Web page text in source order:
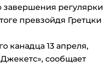
завершения регулярки
превзойдя Гретцки
канадца 13 апреля,
Джекетс», сообщает